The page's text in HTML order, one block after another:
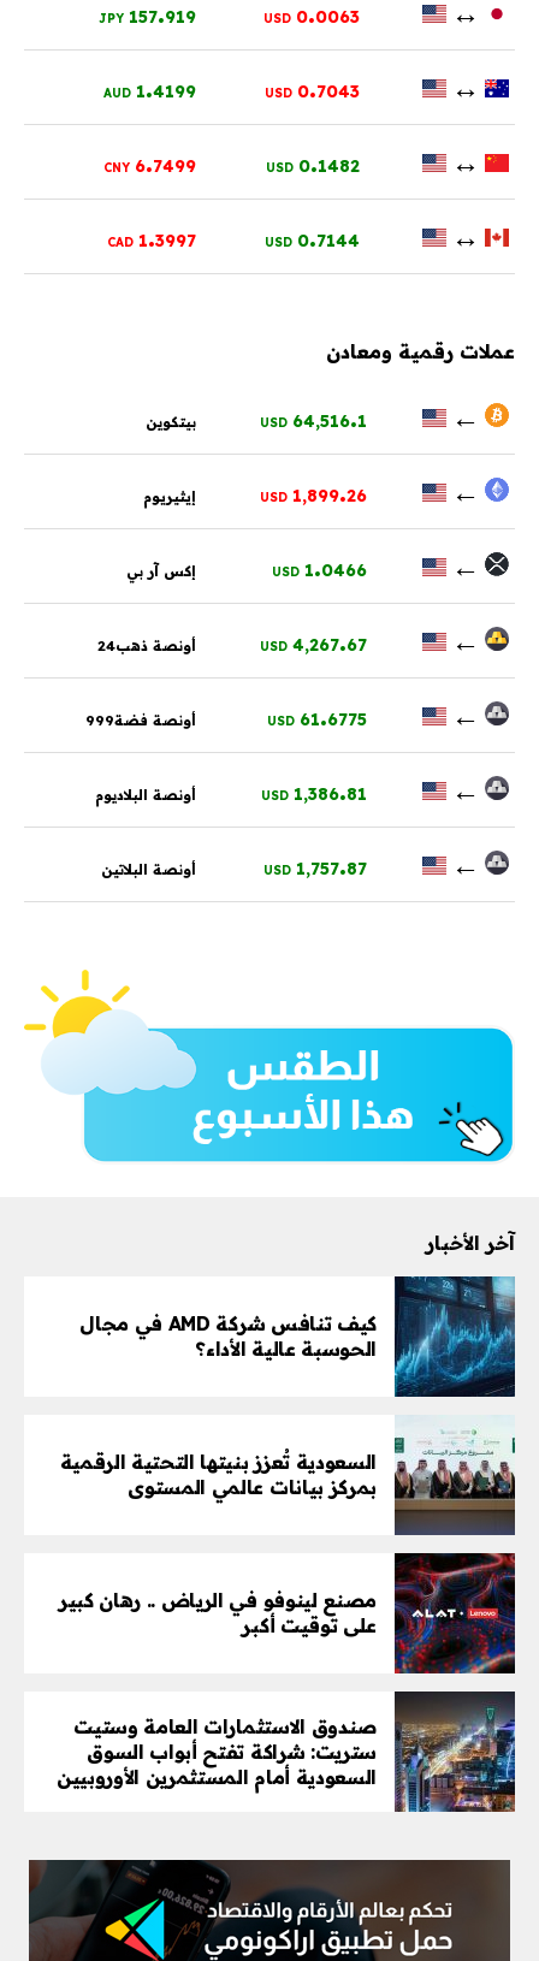
↔
0.0063
USD
157.919
JPY
↔
0.7043
USD
1.4199
AUD
↔
0.1482
USD
6.7499
CNY
↔
0.7144
USD
1.3997
CAD
عملات رقمية ومعادن
←
64,516.1
USD بيتكوين
←
1,899.26
USD إيثيريوم
←
1.0466
USD إكس آر بي
←
4,267.67
USD أونصة ذهب24
←
61.6775
USD أونصة فضة999
←
1,386.81
USD أونصة البلاديوم
←
1,757.87
USD أونصة البلاتين
آخر الأخبار
كيف تنافس شركة AMD في مجال
الحوسبة عالية الأداء؟
السعودية تُعزز بنيتها التحتية الرقمية
بمركز بيانات عالمي المستوى
مصنع لينوفو في الرياض .. رهان كبير
على توقيت أكبر
صندوق الاستثمارات العامة وستيت
ستريت: شراكة تفتح أبواب السوق
السعودية أمام المستثمرين الأوروبيين